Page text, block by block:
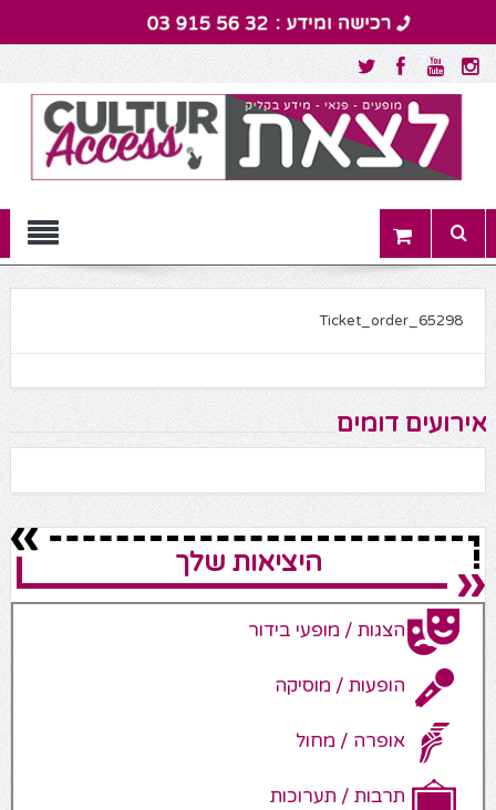
Menu
Ticket_order_65298
אירועים דומים
היציאות שלך
הצגות / מופעי בידור
הופעות / מוסיקה
אופרה / מחול
תרבות / תערוכות